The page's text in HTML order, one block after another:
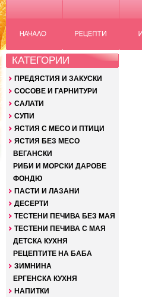
КАТЕГОРИИ
ПРЕДЯСТИЯ И ЗАКУСКИ
СОСОВЕ И ГАРНИТУРИ
САЛАТИ
СУПИ
ЯСТИЯ С МЕСО И ПТИЦИ
ЯСТИЯ БЕЗ МЕСО
ВЕГАНСКИ
РИБИ И МОРСКИ ДАРОВЕ
ФОНДЮ
ПАСТИ И ЛАЗАНИ
ДЕСЕРТИ
ТЕСТЕНИ ПЕЧИВА БЕЗ МАЯ
ТЕСТЕНИ ПЕЧИВА С МАЯ
ДЕТСКА КУХНЯ
РЕЦЕПТИТЕ НА БАБА
ЗИМНИНА
ЕРГЕНСКА КУХНЯ
НАПИТКИ